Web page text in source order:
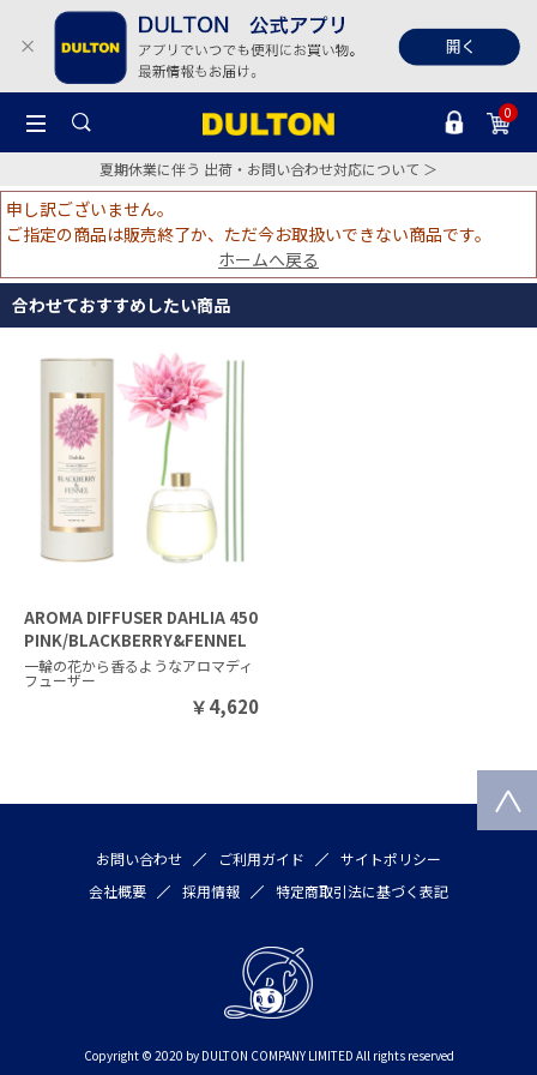
0
夏期休業に伴う 出荷・お問い合わせ対応について ＞
申し訳ございません。
ご指定の商品は販売終了か、ただ今お取扱いできない商品です。
ホームへ戻る
合わせておすすめしたい商品
AROMA DIFFUSER DAHLIA 450
PINK/BLACKBERRY&FENNEL
一輪の花から香るようなアロマディ
フューザー
￥4,620
お問い合わせ ご利用ガイド
サイトポリシー
会社概要
採用情報 特定商取引法に基づく表記
Copyright © 2020 by DULTON COMPANY LIMITED All rights reserved